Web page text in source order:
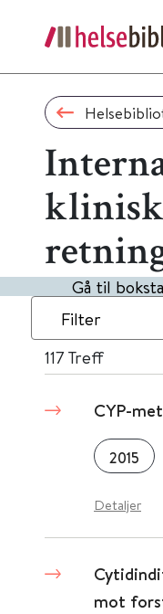
Gå til
Filter
117Treff
CYP-
2015
Detaljer
mot